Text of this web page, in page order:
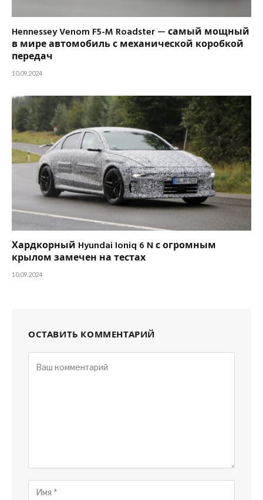
Hennessey Venom F5-M Roadster — самый мощный
в мире автомобиль с механической коробкой
передач
10.09.2024
Хардкорный Hyundai Ioniq 6 N с огромным
крылом замечен на тестах
10.09.2024
ОСТАВИТЬ КОММЕНТАРИЙ